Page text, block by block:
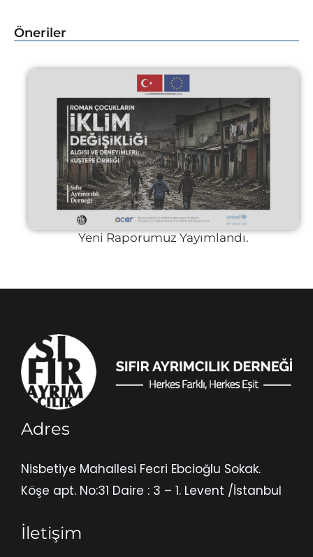
Öneriler
Yeni Raporumuz Yayımlandı.
Adres
Nisbetiye Mahallesi Fecri Ebcioğlu Sokak.
Köşe apt. No:31 Daire : 3 – 1. Levent /İstanbul
İletişim